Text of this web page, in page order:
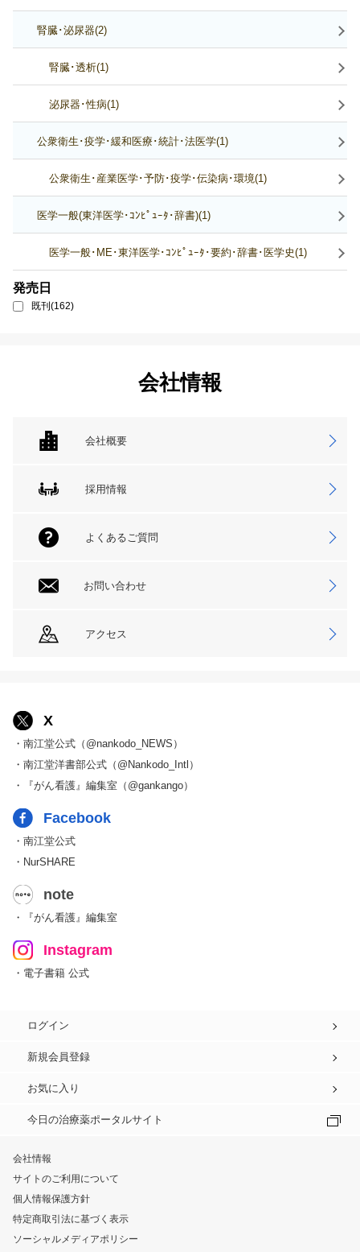
腎臓･泌尿器(2)
腎臓･透析(1)
泌尿器･性病(1)
公衆衛生･疫学･緩和医療･統計･法医学(1)
公衆衛生･産業医学･予防･疫学･伝染病･環境(1)
医学一般(東洋医学･ｺﾝﾋﾟｭｰﾀ･辞書)(1)
医学一般･ME･東洋医学･ｺﾝﾋﾟｭｰﾀ･要約･辞書･医学史(1)
発売日
既刊(162)
会社情報
会社概要
採用情報
よくあるご質問
お問い合わせ
アクセス
X
・南江堂公式（@nankodo_NEWS）
・南江堂洋書部公式（@Nankodo_Intl）
・『がん看護』編集室（@gankango）
Facebook
・南江堂公式
・NurSHARE
note
・『がん看護』編集室
Instagram
・電子書籍 公式
ログイン
新規会員登録
お気に入り
今日の治療薬ポータルサイト
会社情報
サイトのご利用について
個人情報保護方針
特定商取引法に基づく表示
ソーシャルメディアポリシー